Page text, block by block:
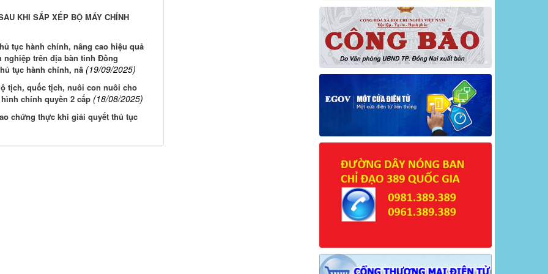
KHI SẮP XẾP BỘ MÁY CHÍNH
tục hành chính, nâng cao hiệu quả
trên địa bàn tỉnh Đồng
tục hành chính, nâ (19/09/2025)
tịch, quốc tịch, nuôi con nuôi cho
chính quyền 2 cấp (18/08/2025)
chứng thực khi giải quyết thủ tục